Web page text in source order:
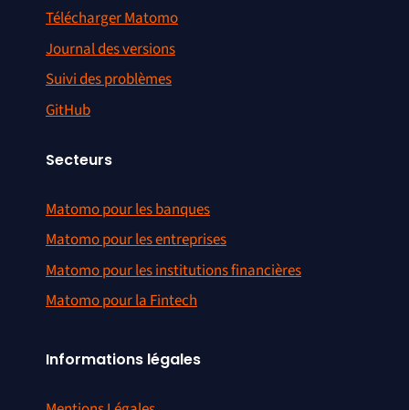
Télécharger Matomo
Journal des versions
Suivi des problèmes
GitHub
Secteurs
Matomo pour les banques
Matomo pour les entreprises
Matomo pour les institutions financières
Matomo pour la Fintech
Informations légales